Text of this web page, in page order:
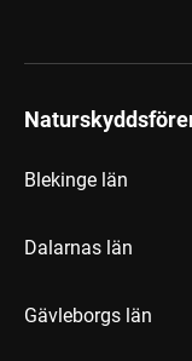
Blekinge län
Dalarnas län
Gävleborgs län